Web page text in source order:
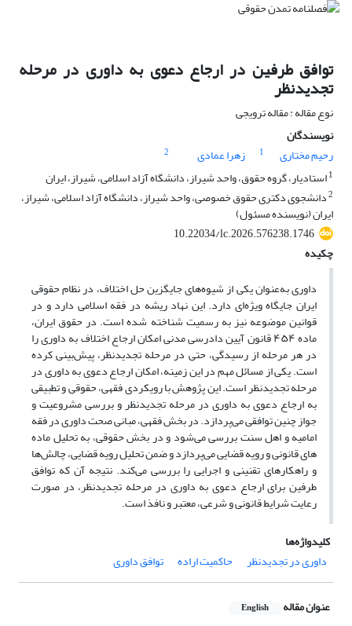
توافق طرفین در ارجاع دعوی به داوری در مرحله
تجدیدنظر
نوع مقاله : مقاله ترویجی
نویسندگان
رحیم مختاری
1 زهرا عمادی
2
1استادیار، گروه حقوق، واحد شیراز، دانشگاه آزاد اسلامی، شیراز، ایران
2دانشجوی دکتری حقوق خصوصی، واحد شیراز، دانشگاه آزاد اسلامی، شیراز،
ایران (نویسنده مسئول)
10.22034/lc.2026.576238.1746
چکیده
داوری به‌عنوان یکی از شیوه‌های جایگزین حل اختلاف، در نظام حقوقی
ایران جایگاه ویژه‌ای دارد. این نهاد ریشه در فقه اسلامی دارد و در
قوانین موضوعه نیز به رسمیت شناخته شده است. در حقوق ایران،
ماده۴۵۴قانون آیین دادرسی مدنی امکان ارجاع اختلاف به داوری را
در هر مرحله از رسیدگی، حتی در مرحله تجدیدنظر، پیش‌بینی کرده
است. یکی از مسائل مهم در این زمینه، امکان ارجاع دعوی به داوری در
مرحله تجدیدنظر است. این پژوهش با رویکردی فقهی، حقوقی و تطبیقی
به ارجاع دعوی به داوری در مرحله تجدیدنظر و بررسی مشروعیت و
جواز چنین توافقی می‌پردازد. در بخش فقهی، مبانی صحت داوری در فقه
امامیه و اهل سنت بررسی می‌شود و در بخش حقوقی، به تحلیل ماده
های قانونی و رویه قضایی می‌پردازد و ضمن تحلیل رویه قضایی، چالش‌ها
و راهکارهای تقنینی و اجرایی را بررسی می‌کند. نتیجه آن که توافق
طرفین برای ارجاع دعوی به داوری در مرحله تجدیدنظر، در صورت
رعایت شرایط قانونی و شرعی، معتبر و نافذ است.
کلیدواژه‌ها
داوری در تجدیدنظر
حاکمیت اراده توافق داوری
عنوان مقاله English